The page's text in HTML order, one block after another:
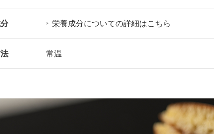
栄養成分についての詳細はこちら
常温